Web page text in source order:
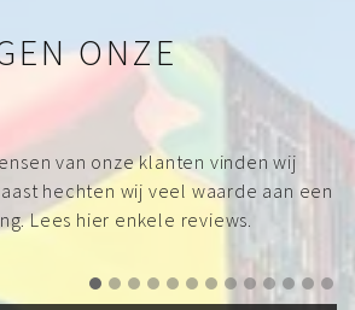
ONZE
van onze klanten vinden wij
hechten wij veel waarde aan een
Lees hier enkele reviews.